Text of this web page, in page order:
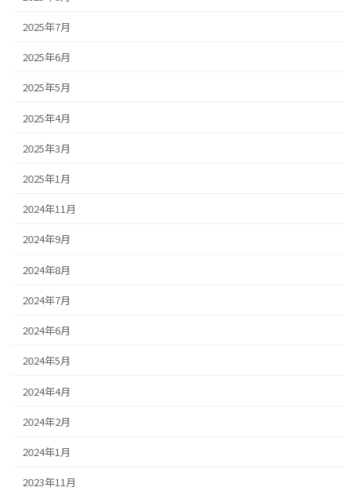
2025年7月
2025年6月
2025年5月
2025年4月
2025年3月
2025年1月
2024年11月
2024年9月
2024年8月
2024年7月
2024年6月
2024年5月
2024年4月
2024年2月
2024年1月
2023年11月